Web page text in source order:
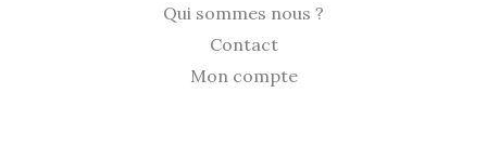
Qui sommes nous ?
Contact
Mon compte